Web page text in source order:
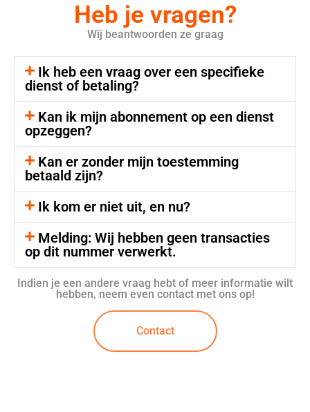
Heb je vragen?
Wij beantwoorden ze graag
Ik heb een vraag over een specifieke
dienst of betaling?
Kan ik mijn abonnement op een dienst
opzeggen?
Kan er zonder mijn toestemming
betaald zijn?
Ik kom er niet uit, en nu?
Melding: Wij hebben geen transacties
op dit nummer verwerkt.
Indien je een andere vraag hebt of meer informatie wilt
hebben, neem even contact met ons op!
Contact